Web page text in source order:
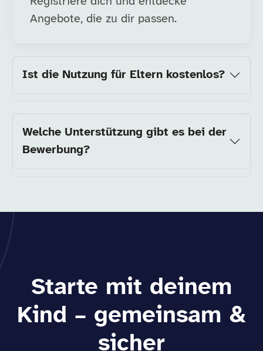
Angebote, die zu dir passen.
Ist die Nutzung für Eltern kostenlos?
Welche Unterstützung gibt es bei der
Bewerbung?
Starte mit deinem
Kind – gemeinsam &
sicher